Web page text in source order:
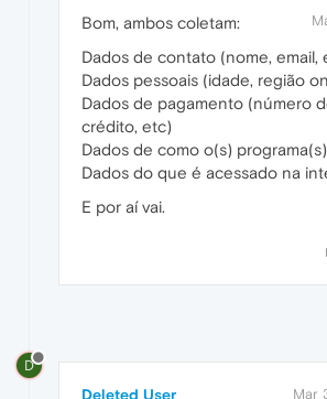
Bom, ambos coletam:
Dados de contato (nome, email,
Dados pessoais (idade, região
Dados de pagamento (número
crédito, etc)
Dados de como o(s)
Dados do que é acessado na
E por aí vai.
D
Deleted User Mar